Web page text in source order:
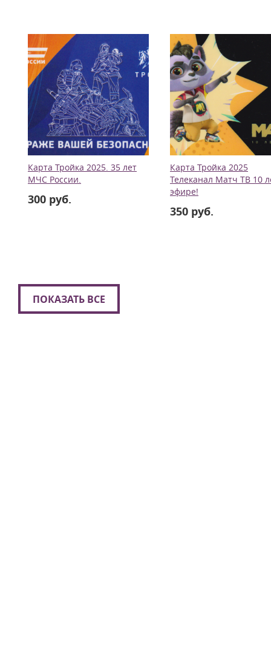
Карта Тройка 2025. 35 лет
МЧС России.
300 руб.
Карта Тройка 2025
Телеканал Матч ТВ 10
эфире!
350 руб.
ПОКАЗАТЬ ВСЕ